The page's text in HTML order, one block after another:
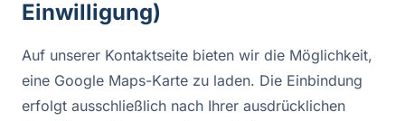
Einwilligung)
Auf unserer Kontaktseite bieten wir die Möglichkeit,
eine Google Maps-Karte zu laden. Die Einbindung
erfolgt ausschließlich nach Ihrer ausdrücklichen